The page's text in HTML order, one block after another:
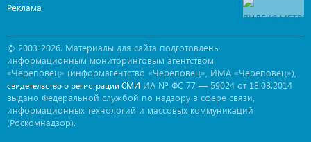
Реклама
© 2003-2026. Материалы для сайта подготовлены
информационным мониторинговым агентством
«Череповец» (информагентство «Череповец», ИМА «Череповец»),
свидетельство о регистрации СМИ ИА № ФС 77 — 59024 от 18.08.2014
выдано Федеральной службой по надзору в сфере связи,
информационных технологий и массовых коммуникаций
(Роскомнадзор).